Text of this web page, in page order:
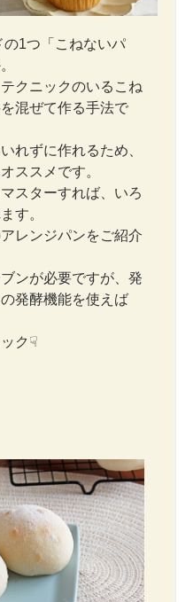
1つ「こねないパ
クニックのいるこね
混ぜて作る手法で
れずに作れるため、
ススメです。
スターすれば、いろ
す。
レンジパンをご紹介
ンが必要ですが、発
発酵機能を使えば
ク☟